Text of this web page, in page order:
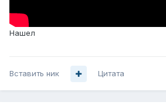
Нашел
Вставить ник Цитата